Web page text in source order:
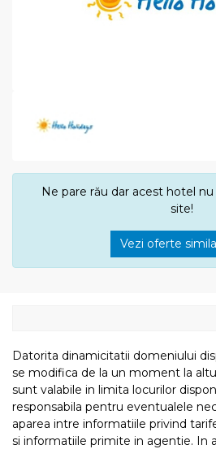
Ne pare rău dar acest hotel
site!
Vezi oferte
Datorita dinamicitatii domeniului
se modifica de la un moment la
sunt valabile in limita locurilor
responsabila pentru eventualele
aparea intre informatiile privind
si informatiile primite in agentie. In